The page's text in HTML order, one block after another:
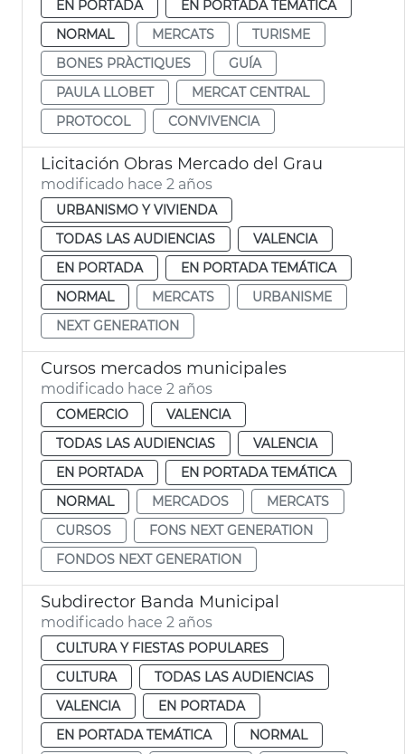
EN PORTADA
EN PORTADA TEMÁTICA
NORMAL
MERCATS
TURISME
BONES PRÀCTIQUES
GUÍA
PAULA LLOBET
MERCAT CENTRAL
PROTOCOL
CONVIVENCIA
Licitación Obras Mercado del Grau
modificado hace 2 años
URBANISMO Y VIVIENDA
TODAS LAS AUDIENCIAS
VALENCIA
EN PORTADA
EN PORTADA TEMÁTICA
NORMAL
MERCATS
URBANISME
NEXT GENERATION
Cursos mercados municipales
modificado hace 2 años
COMERCIO
VALENCIA
TODAS LAS AUDIENCIAS
VALENCIA
EN PORTADA
EN PORTADA TEMÁTICA
NORMAL
MERCADOS
MERCATS
CURSOS
FONS NEXT GENERATION
FONDOS NEXT GENERATION
Subdirector Banda Municipal
modificado hace 2 años
CULTURA Y FIESTAS POPULARES
CULTURA
TODAS LAS AUDIENCIAS
VALENCIA
EN PORTADA
EN PORTADA TEMÁTICA
NORMAL